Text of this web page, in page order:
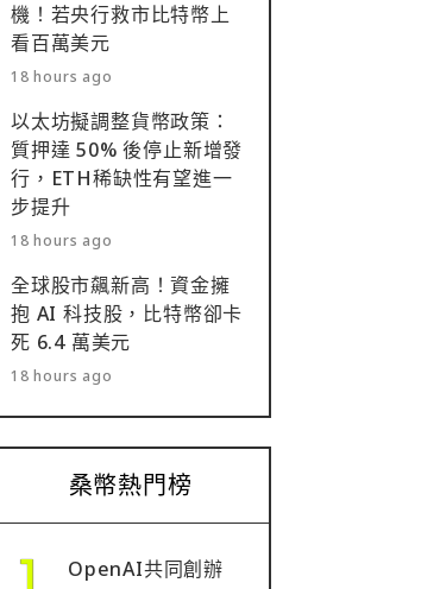
機！若央行救市比特幣上
看百萬美元
18 hours ago
以太坊擬調整貨幣政策：
質押達 50% 後停止新增發
行，ETH稀缺性有望進一
步提升
18 hours ago
全球股市飆新高！資金擁
抱 AI 科技股，比特幣卻卡
死 6.4 萬美元
18 hours ago
桑幣熱門榜
OpenAI共同創辦